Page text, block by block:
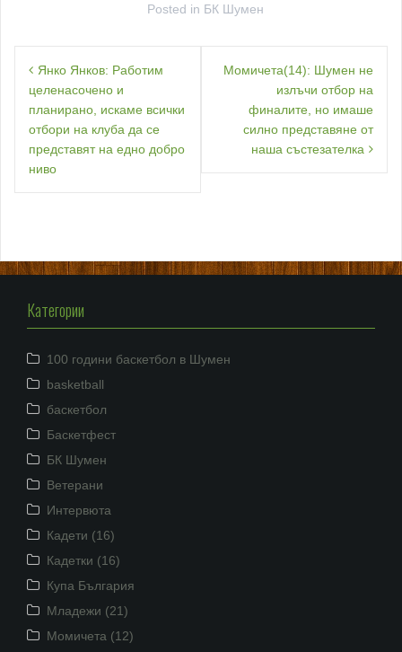
Posted in БК Шумен
Навигация
Янко Янков: Работим
целенасочено и
планирано, искаме всички
отбори на клуба да се
представят на едно добро
ниво
Момичета(14): Шумен не
излъчи отбор на
финалите, но имаше
силно представяне от
наша състезателка
Категории
100 години баскетбол в Шумен
basketball
баскетбол
Баскетфест
БК Шумен
Ветерани
Интервюта
Кадети (16)
Кадетки (16)
Купа България
Младежи (21)
Момичета (12)